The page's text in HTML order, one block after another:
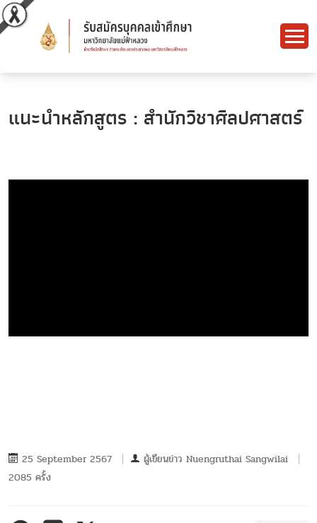
แนะนำหลักสูตร : สำนักวิชาศิลปศาสตร์
25 September 2567 ผู้เขียนข่าว Nuengruthai Sangwilai
2085 ครั้ง